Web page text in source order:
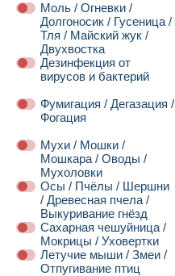
Моль / Огневки /
Долгоносик / Гусеница /
Тля / Майский жук /
Двухвостка
Дезинфекция от
вирусов и бактерий
Фумигация / Дегазация /
Фогация
Мухи / Мошки /
Мошкара / Оводы /
Мухоловки
Осы / Пчёлы / Шершни
/ Древесная пчела /
Выкуривание гнёзд
Сахарная чешуйница /
Мокрицы / Уховертки
Летучие мыши / Змеи /
Отпугивание птиц